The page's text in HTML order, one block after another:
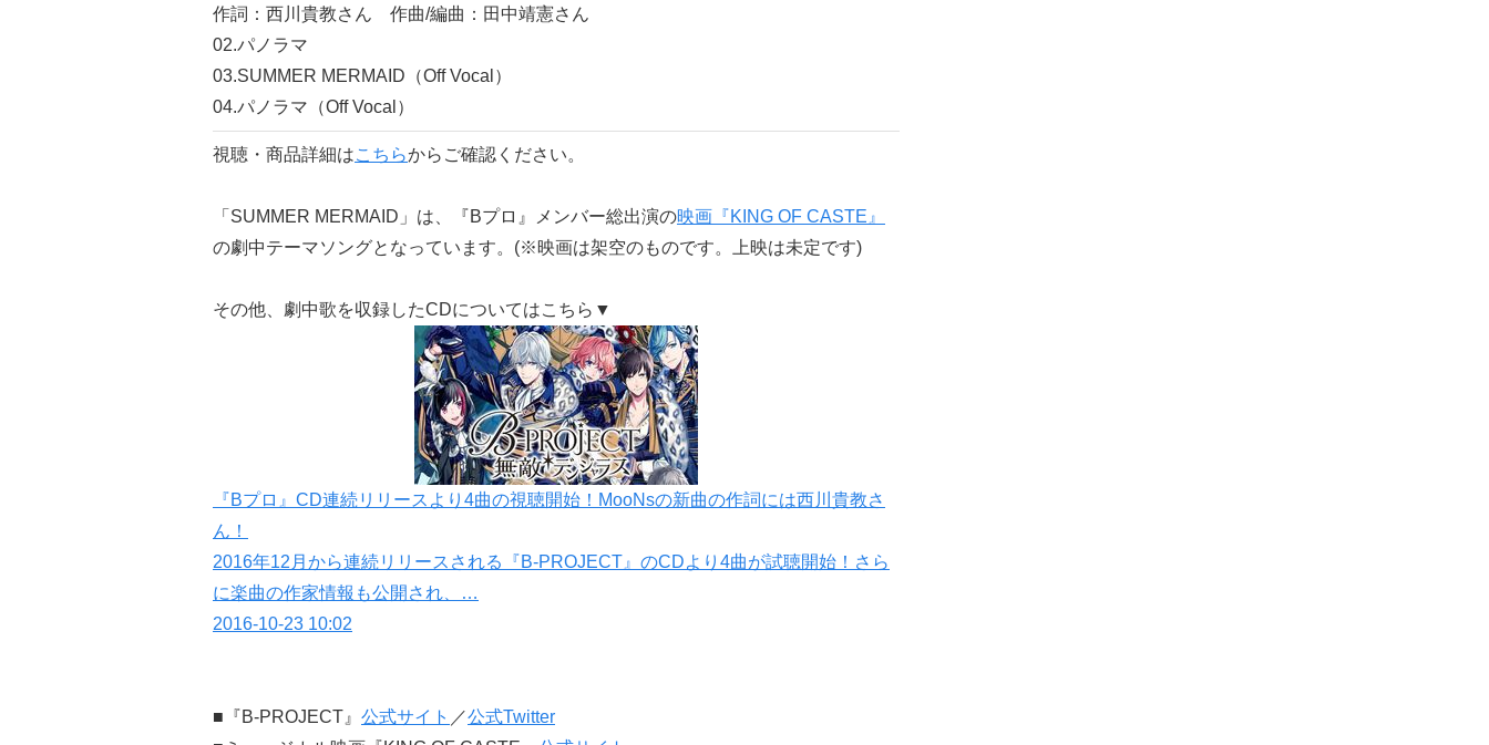
作詞：西川貴教さん 作曲/編曲：田中靖憲さん
02.パノラマ
03.SUMMER MERMAID（Off Vocal）
04.パノラマ（Off Vocal）
視聴・商品詳細はこちらからご確認ください。
「SUMMER MERMAID」は、『Bプロ』メンバー総出演の映画『KING OF CASTE』
の劇中テーマソングとなっています。(※映画は架空のものです。上映は未定です)
その他、劇中歌を収録したCDについてはこちら▼
『Bプロ』CD連続リリースより4曲の視聴開始！MooNsの新曲の作詞には西川貴教さ
ん！
2016年12月から連続リリースされる『B-PROJECT』のCDより4曲が試聴開始！さら
に楽曲の作家情報も公開され、…
2016-10-23 10:02
■『B-PROJECT』 公式サイト ／公式Twitter